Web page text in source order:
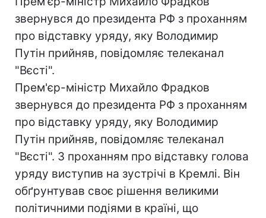
звернувся до президента РФ з проханням
про відставку уряду, яку Володимир
Путін прийняв, повідомляє телеканал
"Вєсті".
Прем'єр-міністр Михайло Фрадков
звернувся до президента РФ з проханням
про відставку уряду, яку Володимир
Путін прийняв, повідомляє телеканал
"Вєсті". З проханням про відставку голова
уряду виступив на зустрічі в Кремлі. Він
обґрунтував своє рішення великими
політичними подіями в країні, що